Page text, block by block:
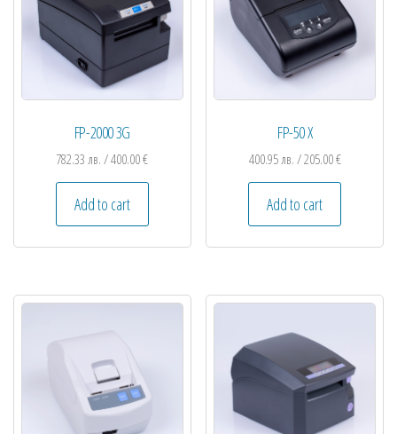
FP-2000 3G
782.33лв./ 400.00 €
Add to cart
FP-50 X
400.95лв./ 205.00 €
Add to cart